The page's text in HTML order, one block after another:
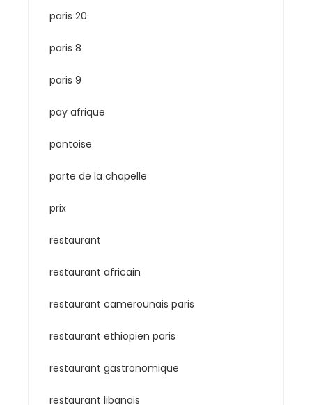
paris 20
paris 8
paris 9
pay afrique
pontoise
porte de la chapelle
prix
restaurant
restaurant africain
restaurant camerounais paris
restaurant ethiopien paris
restaurant gastronomique
restaurant libanais